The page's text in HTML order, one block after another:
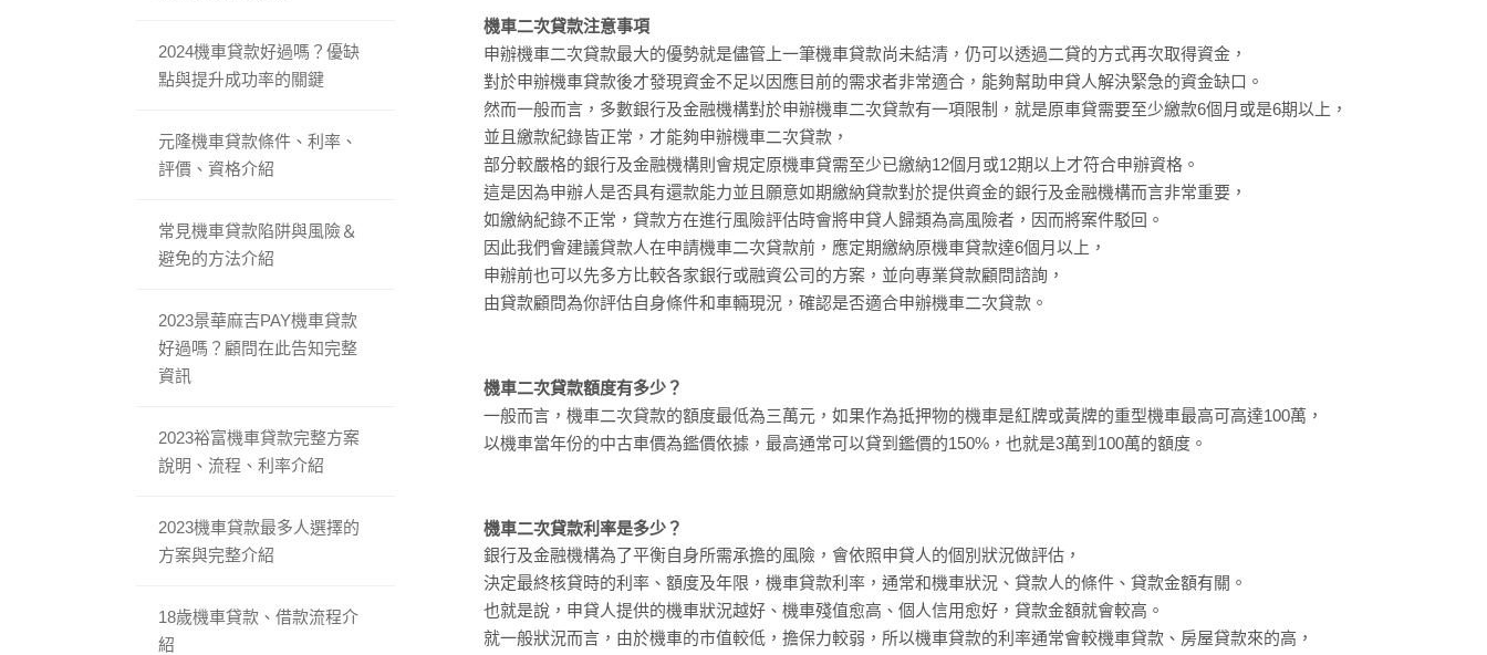
機車二次貸款注意事項
申辦機車二次貸款最大的優勢就是儘管上一筆機車貸款尚未結清，仍可以透過二貸的方式再次取得資金，
對於申辦機車貸款後才發現資金不足以因應目前的需求者非常適合，能夠幫助申貸人解決緊急的資金缺口。
然而一般而言，多數銀行及金融機構對於申辦機車二次貸款有一項限制，就是原車貸需要至少繳款6個月或是6期以上，
並且繳款紀錄皆正常，才能夠申辦機車二次貸款，
部分較嚴格的銀行及金融機構則會規定原機車貸需至少已繳納12個月或12期以上才符合申辦資格。
這是因為申辦人是否具有還款能力並且願意如期繳納貸款對於提供資金的銀行及金融機構而言非常重要，
如繳納紀錄不正常，貸款方在進行風險評估時會將申貸人歸類為高風險者，因而將案件駁回。
因此我們會建議貸款人在申請機車二次貸款前，應定期繳納原機車貸款達6個月以上，
申辦前也可以先多方比較各家銀行或融資公司的方案，並向專業貸款顧問諮詢，
由貸款顧問為你評估自身條件和車輛現況，確認是否適合申辦機車二次貸款。
機車二次貸款額度有多少？
一般而言，機車二次貸款的額度最低為三萬元，如果作為抵押物的機車是紅牌或黃牌的重型機車最高可高達100萬，
以機車當年份的中古車價為鑑價依據，最高通常可以貸到鑑價的150%，也就是3萬到100萬的額度。
機車二次貸款利率是多少？
銀行及金融機構為了平衡自身所需承擔的風險，會依照申貸人的個別狀況做評估，
決定最終核貸時的利率、額度及年限，機車貸款利率，通常和機車狀況、貸款人的條件、貸款金額有關。
也就是說，申貸人提供的機車狀況越好、機車殘值愈高、個人信用愈好，貸款金額就會較高。
就一般狀況而言，由於機車的市值較低，擔保力較弱，所以機車貸款的利率通常會較機車貸款、房屋貸款來的高，
2024機車貸款好過嗎？優缺
點與提升成功率的關鍵
元隆機車貸款條件、利率、
評價、資格介紹
常見機車貸款陷阱與風險＆
避免的方法介紹
2023景華麻吉PAY機車貸款
好過嗎？顧問在此告知完整
資訊
2023裕富機車貸款完整方案
說明、流程、利率介紹
2023機車貸款最多人選擇的
方案與完整介紹
18歲機車貸款、借款流程介
紹